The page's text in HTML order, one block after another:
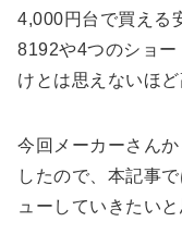
4,000円台で買える
8192や4つのショー
けとは思えないほ
今回メーカーさん
したので、本記事
ューしていきたいと